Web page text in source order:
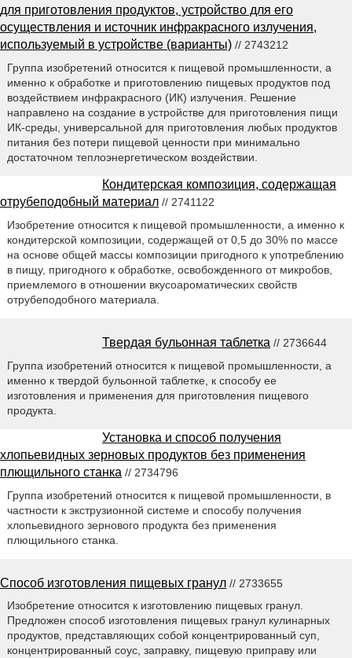
для приготовления продуктов, устройство для его
осуществления и источник инфракрасного излучения,
используемый в устройстве (варианты) // 2743212
Группа изобретений относится к пищевой промышленности, а
именно к обработке и приготовлению пищевых продуктов под
воздействием инфракрасного (ИК) излучения. Решение
направлено на создание в устройстве для приготовления пищи
ИК-среды, универсальной для приготовления любых продуктов
питания без потери пищевой ценности при минимально
достаточном теплоэнергетическом воздействии.
Кондитерская композиция, содержащая
отрубеподобный материал // 2741122
Изобретение относится к пищевой промышленности, а именно к
кондитерской композиции, содержащей от 0,5 до 30% по массе
на основе общей массы композиции пригодного к употреблению
в пищу, пригодного к обработке, освобожденного от микробов,
приемлемого в отношении вкусоароматических свойств
отрубеподобного материала.
Твердая бульонная таблетка // 2736644
Группа изобретений относится к пищевой промышленности, а
именно к твердой бульонной таблетке, к способу ее
изготовления и применения для приготовления пищевого
продукта.
Установка и способ получения
хлопьевидных зерновых продуктов без применения
плющильного станка // 2734796
Группа изобретений относится к пищевой промышленности, в
частности к экструзионной системе и способу получения
хлопьевидного зернового продукта без применения
плющильного станка.
Способ изготовления пищевых гранул // 2733655
Изобретение относится к изготовлению пищевых гранул.
Предложен способ изготовления пищевых гранул кулинарных
продуктов, представляющих собой концентрированный суп,
концентрированный соус, заправку, пищевую приправу или